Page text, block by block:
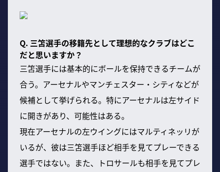
Q. 三笘選手の移籍先として理想的なクラブはどこ
だと思いますか？
三笘選手には基本的にボールを保持できるチームが
合う。アーセナルやマンチェスター・シティなどが
候補として挙げられる。特にアーセナルは左サイド
に開きがあり、可能性はある。
現在アーセナルの左ウイングにはマルティネッリが
いるが、彼は三笘選手ほど相手を見てプレーできる
選手ではない。また、トロサールも相手を見てプレ